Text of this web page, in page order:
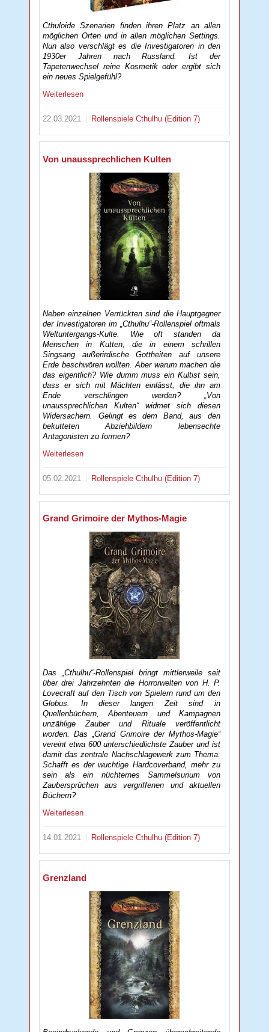
Cthuloide Szenarien finden ihren Platz an allen
möglichen Orten und in allen möglichen Settings.
Nun also verschlägt es die Investigatoren in den
1930er Jahren nach Russland. Ist der
Tapetenwechsel reine Kosmetik oder ergibt sich
ein neues Spielgefühl?
Weiterlesen
22.03.2021 RollenspieleCthulhu (Edition 7)
Von unaussprechlichen Kulten
Neben einzelnen Verrückten sind die Hauptgegner
der Investigatoren im „Cthulhu“-Rollenspiel oftmals
Weltuntergangs-Kulte. Wie oft standen da
Menschen in Kutten, die in einem schrillen
Singsang außerirdische Gottheiten auf unsere
Erde beschwören wollten. Aber warum machen die
das eigentlich? Wie dumm muss ein Kultist sein,
dass er sich mit Mächten einlässt, die ihn am
Ende verschlingen werden? „Von
unaussprechlichen Kulten“ widmet sich diesen
Widersachern. Gelingt es dem Band, aus den
bekutteten Abziehbildern lebensechte
Antagonisten zu formen?
Weiterlesen
05.02.2021 RollenspieleCthulhu (Edition 7)
Grand Grimoire der Mythos-Magie
Das „Cthulhu“-Rollenspiel bringt mittlerweile seit
über drei Jahrzehnten die Horrorwelten von H. P.
Lovecraft auf den Tisch von Spielern rund um den
Globus. In dieser langen Zeit sind in
Quellenbüchern, Abenteuern und Kampagnen
unzählige Zauber und Rituale veröffentlicht
worden. Das „Grand Grimoire der Mythos-Magie“
vereint etwa 600 unterschiedlichste Zauber und ist
damit das zentrale Nachschlagewerk zum Thema.
Schafft es der wuchtige Hardcoverband, mehr zu
sein als ein nüchternes Sammelsurium von
Zaubersprüchen aus vergriffenen und aktuellen
Büchern?
Weiterlesen
14.01.2021 RollenspieleCthulhu (Edition 7)
Grenzland